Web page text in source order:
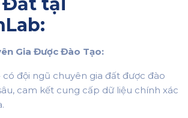
Gia Được Đào Tạo:
có đội ngũ chuyên gia đất được đào
cam kết cung cấp dữ liệu chính xác